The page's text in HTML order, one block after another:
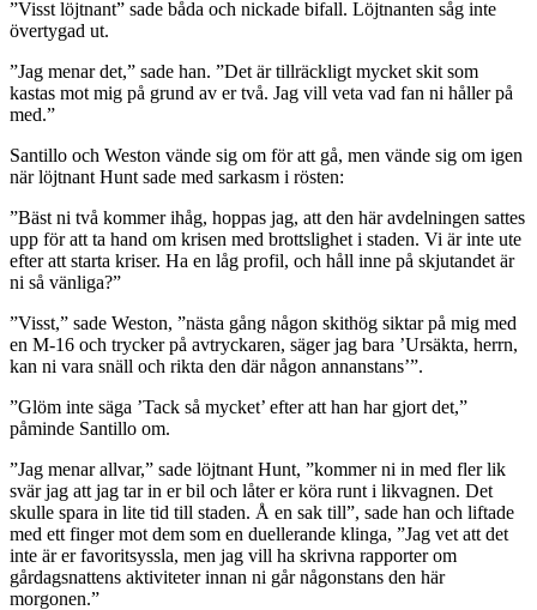
”Visst löjtnant” sade båda och nickade bifall. Löjtnanten såg inte
övertygad ut.
”Jag menar det,” sade han. ”Det är tillräckligt mycket skit som
kastas mot mig på grund av er två. Jag vill veta vad fan ni håller på
med.”
Santillo och Weston vände sig om för att gå, men vände sig om igen
när löjtnant Hunt sade med sarkasm i rösten:
”Bäst ni två kommer ihåg, hoppas jag, att den här avdelningen sattes
upp för att ta hand om krisen med brottslighet i staden. Vi är inte ute
efter att starta kriser. Ha en låg profil, och håll inne på skjutandet är
ni så vänliga?”
”Visst,” sade Weston, ”nästa gång någon skithög siktar på mig med
en M-16 och trycker på avtryckaren, säger jag bara ’Ursäkta, herrn,
kan ni vara snäll och rikta den där någon annanstans’”.
”Glöm inte säga ’Tack så mycket’ efter att han har gjort det,”
påminde Santillo om.
”Jag menar allvar,” sade löjtnant Hunt, ”kommer ni in med fler lik
svär jag att jag tar in er bil och låter er köra runt i likvagnen. Det
skulle spara in lite tid till staden. Å en sak till”, sade han och liftade
med ett finger mot dem som en duellerande klinga, ”Jag vet att det
inte är er favoritsyssla, men jag vill ha skrivna rapporter om
gårdagsnattens aktiviteter innan ni går någonstans den här
morgonen.”